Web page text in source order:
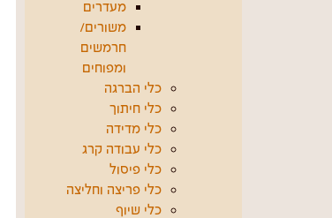
מעדרים
משורים/
חרמשים
ומפוחים
כלי הברגה
כלי חיתוך
כלי מדידה
כלי עבודה קרג
כלי פיסול
כלי פריצה וחליצה
כלי שיוף